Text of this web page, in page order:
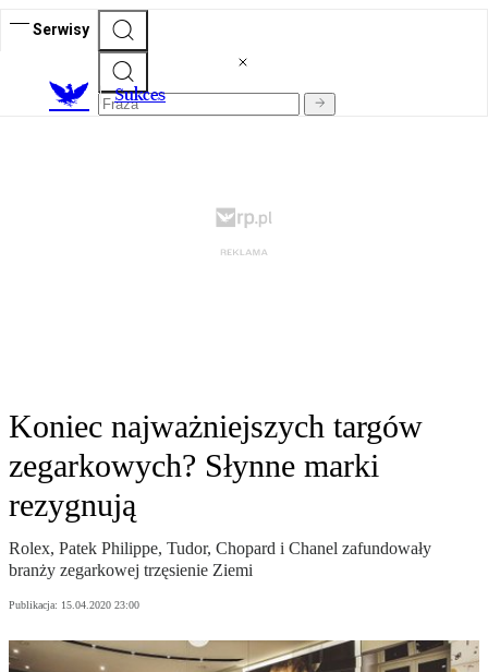
Serwisy
Sukces
Koniec najważniejszych targów
zegarkowych? Słynne marki
rezygnują
Rolex, Patek Philippe, Tudor, Chopard i Chanel zafundowały
branży zegarkowej trzęsienie Ziemi
Publikacja: 15.04.2020 23:00